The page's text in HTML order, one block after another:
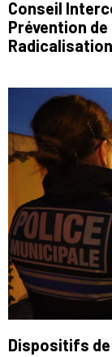
Conseil
Prévention
Radicalisation
Dispositifs